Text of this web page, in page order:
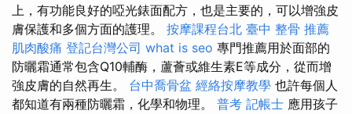
上，有功能良好的啞光錶面配方，也是主要的，可以增強皮
膚保護和多個方面的護理。 按摩課程台北 臺中 整骨 推薦
肌肉酸痛 登記台灣公司 what is seo 專門推薦用於面部的
防曬霜通常包含Q10輔酶，蘆薈或維生素E等成分，從而增
強皮膚的自然再生。 台中喬骨盆 經絡按摩教學 也許每個人
都知道有兩種防曬霜，化學和物理。 普考 記帳士 應用孩子